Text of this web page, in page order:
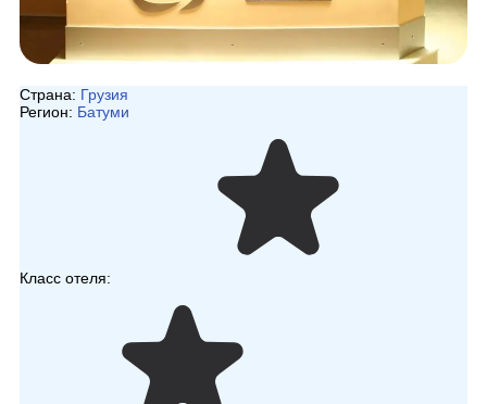
Страна: Грузия
Регион: Батуми
Класс отеля: